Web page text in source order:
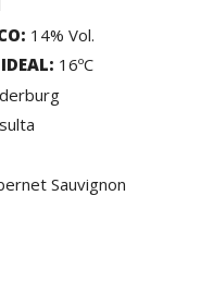
14% Vol.
16ºC
Sauvignon